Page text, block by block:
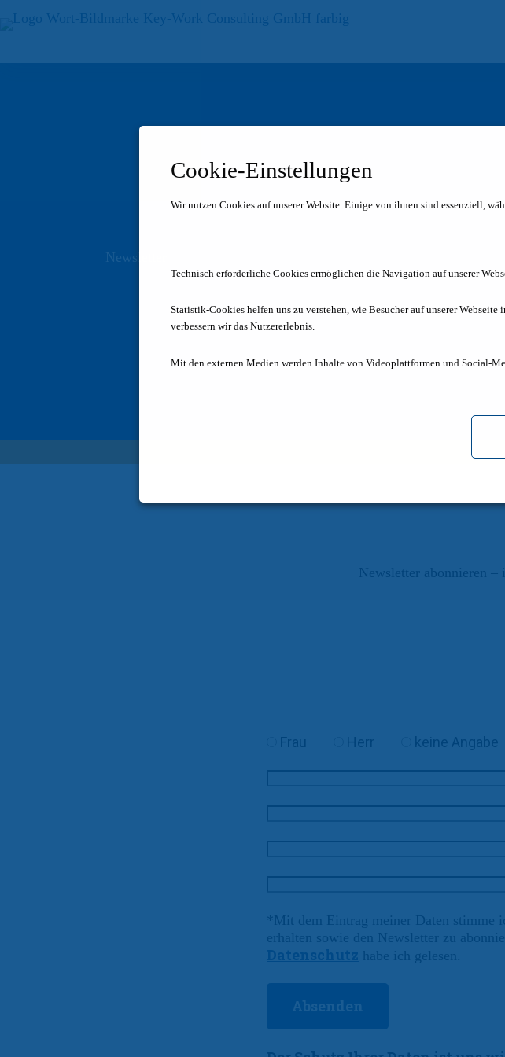
Inhalt
Newsletter
Newsletter abonnieren
Frau Herr keine Angabe
*Mit dem Eintrag meiner Daten stimme
erhalten sowie den Newsletter zu
Datenschutz habe ich gelesen.
Cookie-Einstellungen
Wir nutzen Cookies auf unserer Website. Einige von ihnen sind essenziell,
Technisch erforderliche Cookies ermöglichen die Navigation auf unserer
Statistik-Cookies helfen uns zu verstehen, wie Besucher auf unserer Webseite
verbessern wir das Nutzererlebnis.
Mit den externen Medien werden Inhalte von Videoplattformen und Social-